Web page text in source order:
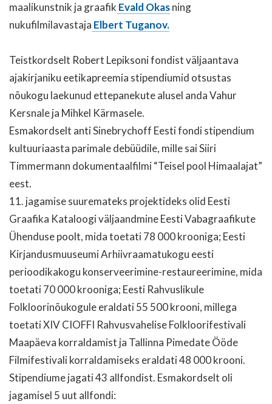
maalikunstnik ja graafik Evald Okasning
nukufilmilavastaja Elbert Tuganov.
Teistkordselt Robert Lepiksoni fondist väljaantava
ajakirjaniku eetikapreemia stipendiumid otsustas
nõukogu laekunud ettepanekute alusel anda Vahur
Kersnale ja Mihkel Kärmasele.
Esmakordselt anti Sinebrychoff Eesti fondi stipendium
kultuuriaasta parimale debüüdile, mille sai Siiri
Timmermann dokumentaalfilmi “Teisel pool Himaalajat”
eest.
11. jagamise suuremateks projektideks olid Eesti
Graafika Kataloogi väljaandmine Eesti Vabagraafikute
Ühenduse poolt, mida toetati 78 000 krooniga; Eesti
Kirjandusmuuseumi Arhiivraamatukogu eesti
perioodikakogu konserveerimine-restaureerimine, mida
toetati 70 000 krooniga; Eesti Rahvuslikule
Folkloorinõukogule eraldati 55 500 krooni, millega
toetati XIV CIOFFI Rahvusvahelise Folkloorifestivali
Maapäeva korraldamist ja Tallinna Pimedate Ööde
Filmifestivali korraldamiseks eraldati 48 000 krooni.
Stipendiume jagati 43 allfondist. Esmakordselt oli
jagamisel 5 uut allfondi: